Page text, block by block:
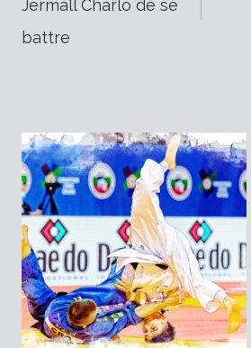
de
l’article
Jermall Charlo de se
battre